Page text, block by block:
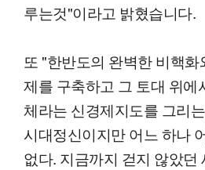
루는것"이라고 밝혔습니다.
또 "한반도의 완벽한 비핵
제를 구축하고 그 토대 위에
체라는 신경제지도를 그리
시대정신이지만 어느 하나
없다. 지금까지 걷지 않았던